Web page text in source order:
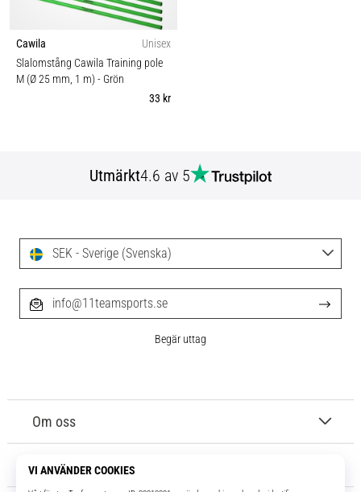
Cawila
Unisex
Slalomstång Cawila Training pole
M (Ø 25 mm, 1 m)- Grön
33 kr
Utmärkt4.6 av 5
Om oss
Kundtjänst
SEK - Sverige (Svenska)
info@11teamsports.se
Begär uttag